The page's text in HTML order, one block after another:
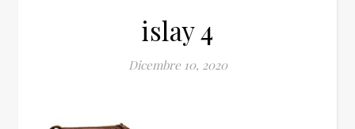
islay 4
Dicembre 10, 2020